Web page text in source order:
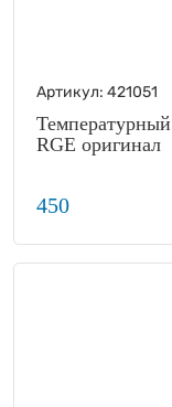
Артикул: 421051
RGE оригинал
450